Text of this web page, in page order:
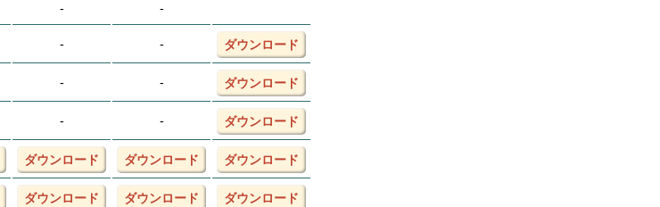
- -
- - ダウンロード
- - ダウンロード
- - ダウンロード
ダウンロード ダウンロード ダウンロード
ダウンロード ダウンロード ダウンロード